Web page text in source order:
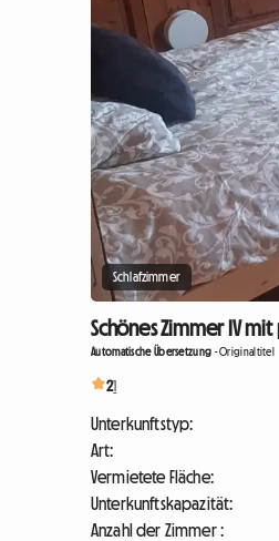
Schlafzimmer
Schönes Zimmer IV
Automatische Übersetzung -Originaltitel
21
Unterkunftstyp:
Art:
Vermietete Fläche:
Unterkunftskapazität:
Anzahl der Zimmer :